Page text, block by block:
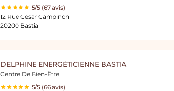
5/5 (67 avis)
12 Rue César Campinchi
20200 Bastia
DELPHINE ENERGÉTICIENNE BASTIA
Centre De Bien-Être
5/5 (66 avis)